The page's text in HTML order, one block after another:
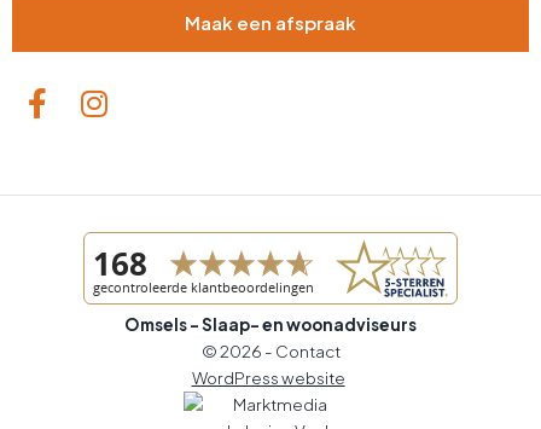
Maak een afspraak
Omsels - Slaap- en woonadviseurs
© 2026 - Contact
WordPress website